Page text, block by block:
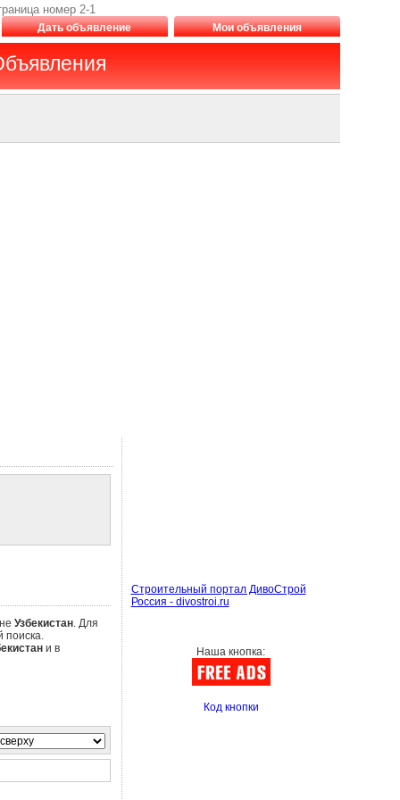
номер 2-1
Дать объявление Мои объявления
Узбекистан. Для
поиска.
и в
Строительный портал ДивоСтрой
Россия - divostroi.ru
Наша кнопка:
Код кнопки